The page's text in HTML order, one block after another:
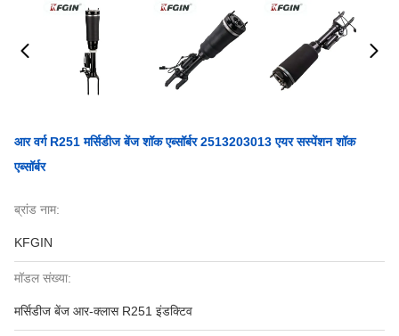
आर वर्ग R251 मर्सिडीज बेंज शॉक एब्सॉर्बर 2513203013 एयर सस्पेंशन शॉक
एब्सॉर्बर
ब्रांड नाम:
KFGIN
मॉडल संख्या:
मर्सिडीज बेंज आर-क्लास R251 इंडक्टिव